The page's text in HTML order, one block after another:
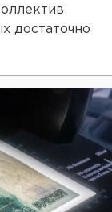
достаточно